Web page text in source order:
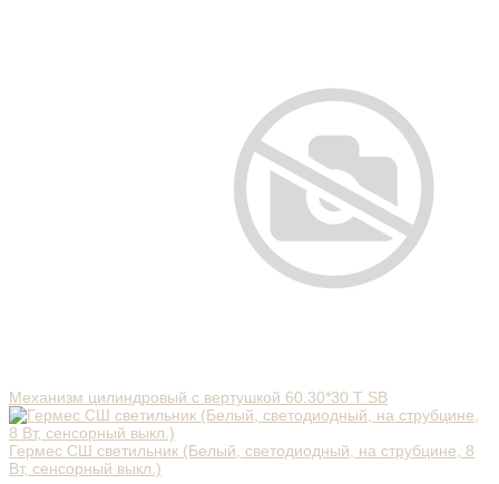
Механизм цилиндровый с вертушкой 60.30*30 T SB
Гермес СШ светильник (Белый, светодиодный, на струбцине, 8
Вт, сенсорный выкл.)